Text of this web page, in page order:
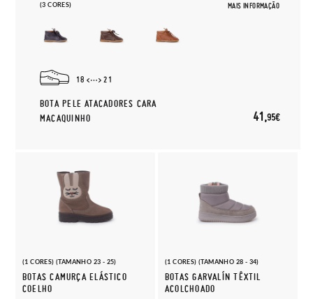
(3 CORES) MAIS INFORMAÇÃO
18 21
BOTA PELE ATACADORES CARA
MACAQUINHO
41,95€
(1 CORES) (TAMANHO 23 - 25)
BOTAS CAMURÇA ELÁSTICO
COELHO
(1 CORES) (TAMANHO 28 - 34)
BOTAS GARVALÍN TÊXTIL
ACOLCHOADO